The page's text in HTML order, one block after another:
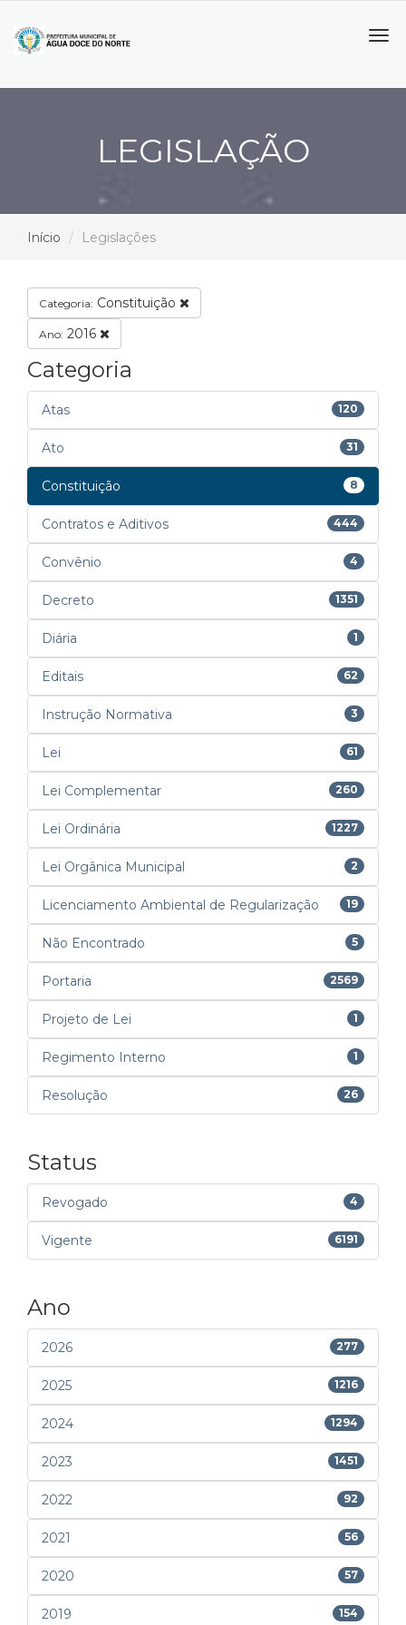
LEGISLAÇÃO
Início Legislações
Categoria: Constituição
Ano: 2016
Categoria
Atas 120
Ato 31
Constituição 8
Contratos e Aditivos 444
Convênio 4
Decreto 1351
Diária 1
Editais 62
Instrução Normativa 3
Lei 61
Lei Complementar 260
Lei Ordinária 1227
Lei Orgânica Municipal 2
Licenciamento Ambiental de Regularização 19
Não Encontrado 5
Portaria 2569
Projeto de Lei 1
Regimento Interno 1
Resolução 26
Status
Revogado 4
Vigente 6191
Ano
2026 277
2025 1216
2024 1294
2023 1451
2022 92
2021 56
2020 57
2019 154